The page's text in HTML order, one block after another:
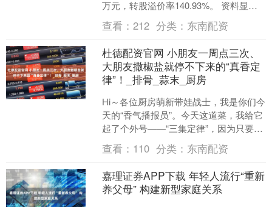
万元，转股溢价率140.93%。 资料显
示，健友转债信用级别为“AA”，....
查看：212 分类： 东南配资
杜德配资官网 小朋友一周点三次、
大朋友撒椒盐就停不下来的“真香定
律”！_排骨_蒜末_厨房
Hi～各位厨房萌新带娃战士，我是你们今
天的“香气播报员”。今天这道菜，我给它
起了个外号——“三集定律”，因为只要端
上桌，小朋友连追三天都不嫌腻，大朋
友更是一口接....
查看： 110 分类： 东南配资
嘉理证券APP下载 年轻人流行“重新
养父母” 构建新型家庭关系